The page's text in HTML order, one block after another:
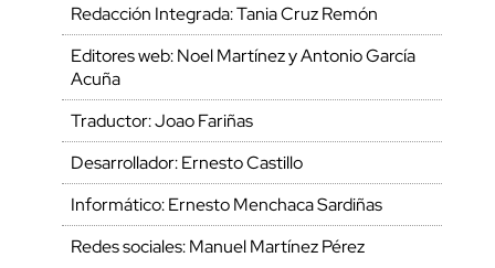
Redacción Integrada: Tania Cruz Remón
Editores web: Noel Martínez y Antonio García
Acuña
Traductor: Joao Fariñas
Desarrollador: Ernesto Castillo
Informático: Ernesto Menchaca Sardiñas
Redes sociales: Manuel Martínez Pérez